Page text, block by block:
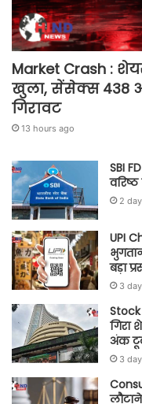
Market Crash :
खुला, सेंसेक्स 438
गिरावट
13 hours ago
SBI
2
UPI
बड़ा
3
गिरा
अंक
3